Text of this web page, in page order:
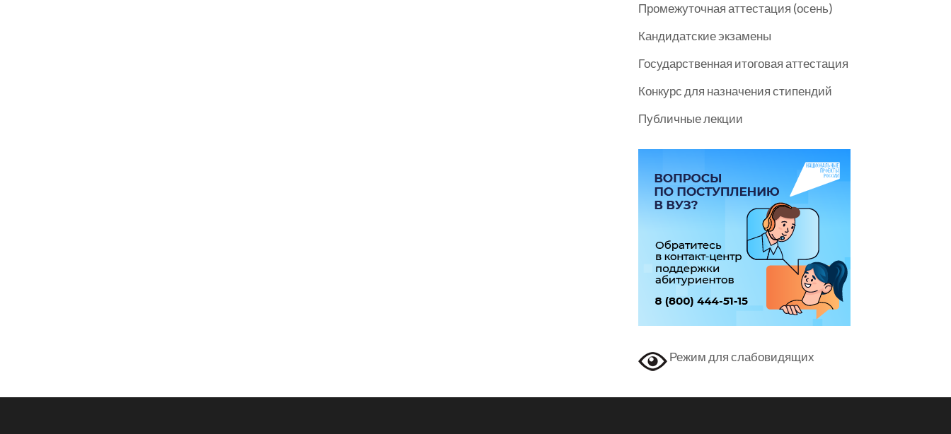
Промежуточная аттестация (осень)
Кандидатские экзамены
Государственная итоговая аттестация
Конкурс для назначения стипендий
Публичные лекции
Режим для слабовидящих